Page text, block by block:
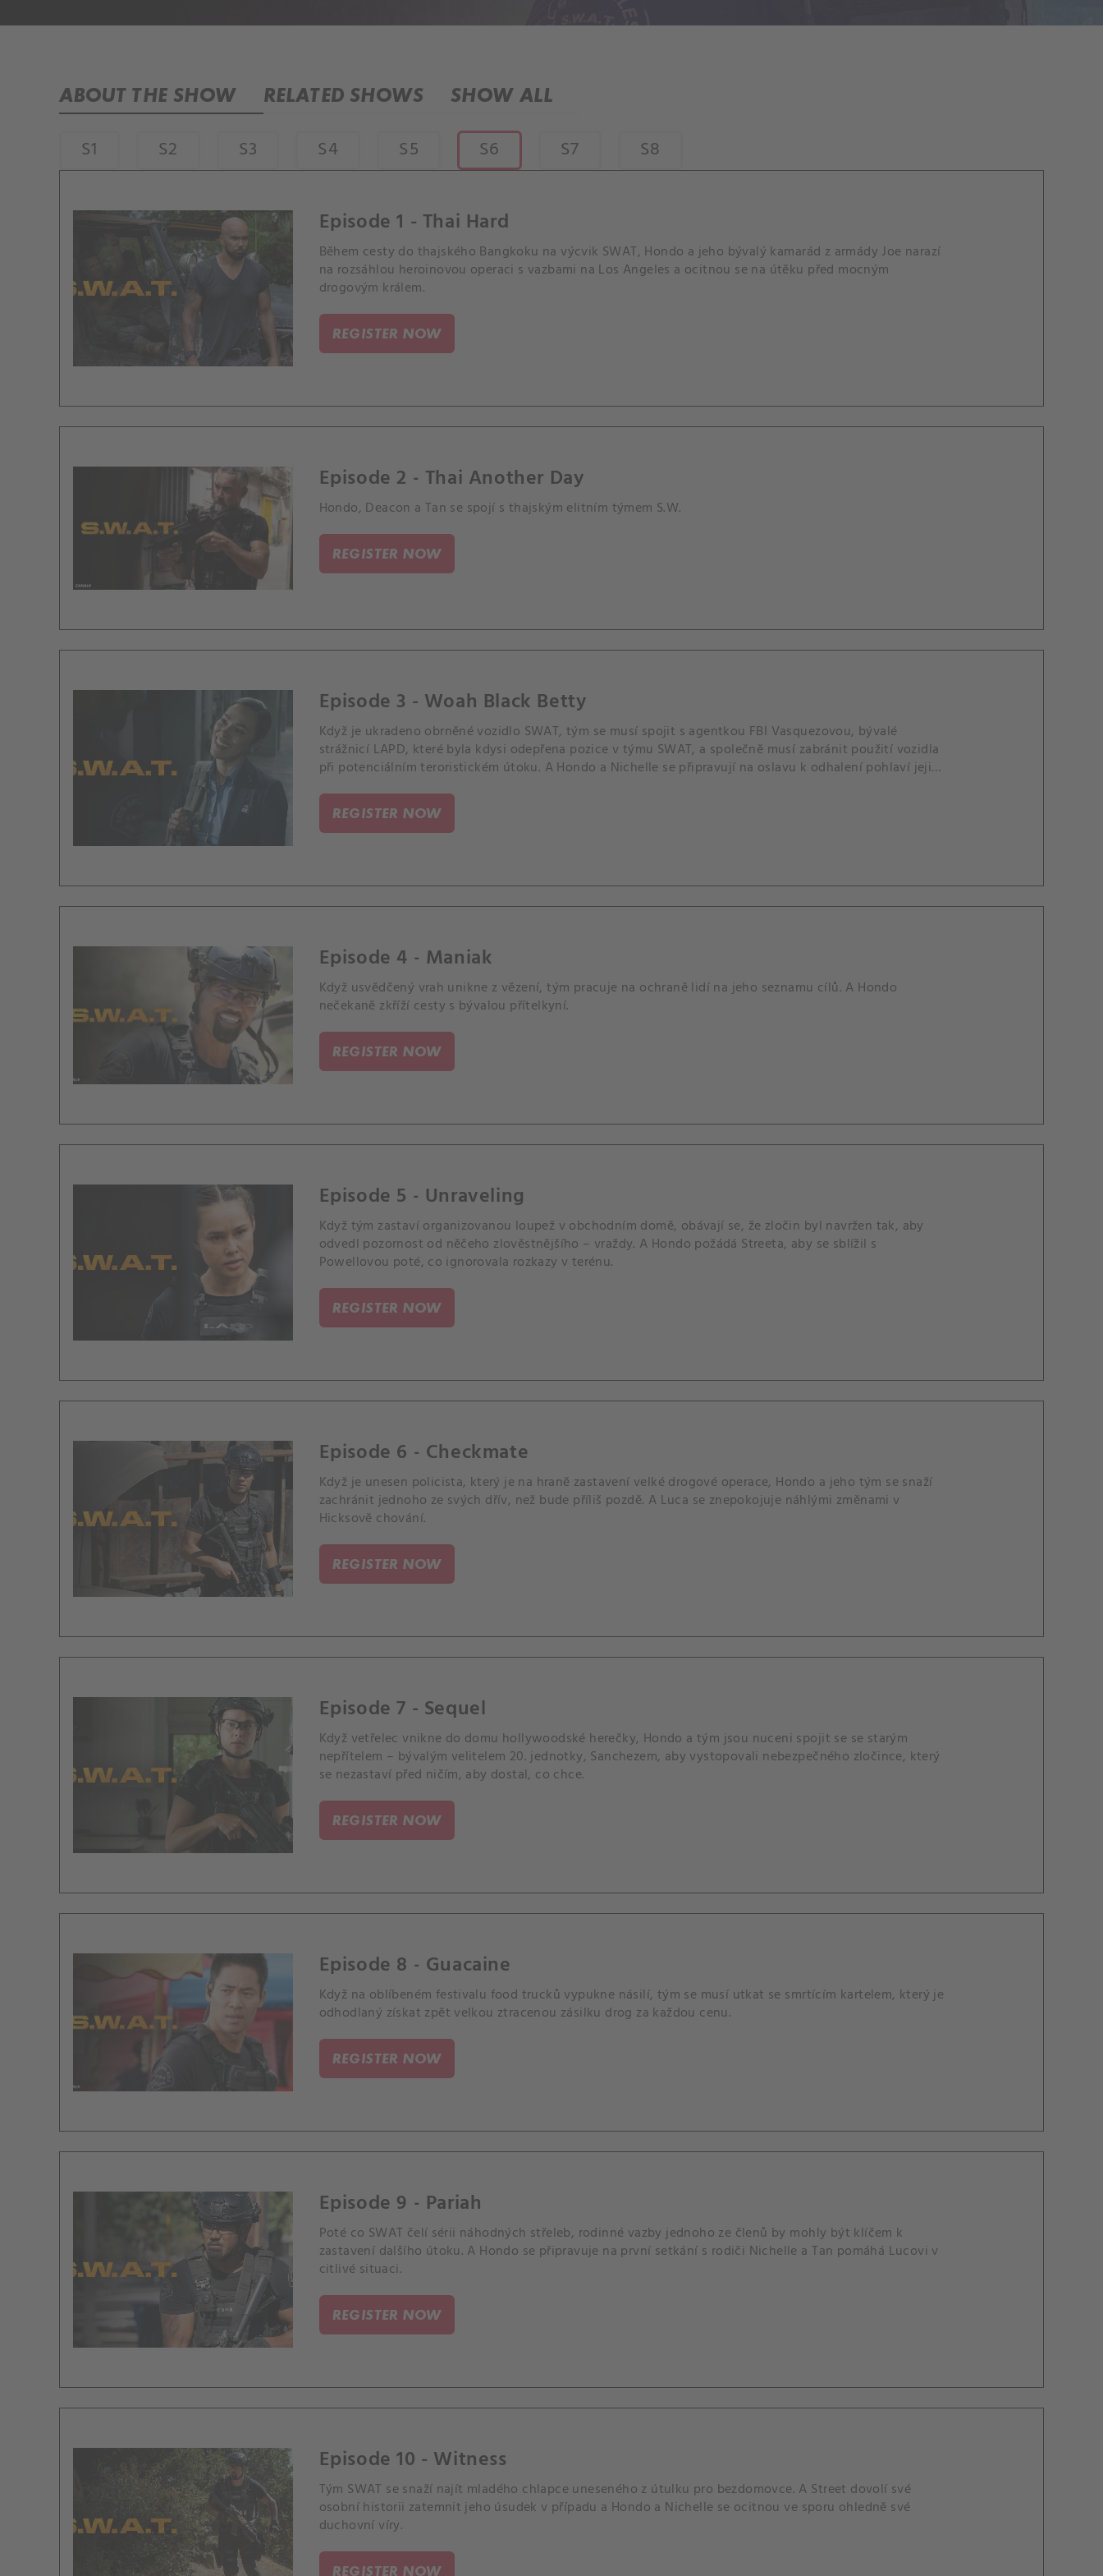
ABOUT THE SHOW RELATED SHOWS SHOW ALL
S1 S2 S3 S4 S5 S6 S7 S8
Episode 1 - Thai Hard
Během cesty do thajského Bangkoku na výcvik SWAT, Hondo a jeho bývalý kamarád z armády Joe narazí
na rozsáhlou heroinovou operaci s vazbami na Los Angeles a ocitnou se na útěku před mocným
drogovým králem.
REGISTER NOW
Episode 2 - Thai Another Day
Hondo, Deacon a Tan se spojí s thajským elitním týmem S.W.
REGISTER NOW
Episode 3 - Woah Black Betty
Když je ukradeno obrněné vozidlo SWAT, tým se musí spojit s agentkou FBI Vasquezovou, bývalé
strážnicí LAPD, které byla kdysi odepřena pozice v týmu SWAT, a společně musí zabránit použití vozidla
při potenciálním teroristickém útoku. A Hondo a Nichelle se připravují na oslavu k odhalení pohlaví jejich
REGISTER NOW
Episode 4 - Maniak
Když usvědčený vrah unikne z vězení, tým pracuje na ochraně lidí na jeho seznamu cílů. A Hondo
nečekaně zkříží cesty s bývalou přítelkyní.
REGISTER NOW
Episode 5 - Unraveling
Když tým zastaví organizovanou loupež v obchodním domě, obávají se, že zločin byl navržen tak, aby
odvedl pozornost od něčeho zlověstnějšího – vraždy. A Hondo požádá Streeta, aby se sblížil s
Powellovou poté, co ignorovala rozkazy v terénu.
REGISTER NOW
Episode 6 - Checkmate
Když je unesen policista, který je na hraně zastavení velké drogové operace, Hondo a jeho tým se snaží
zachránit jednoho ze svých dřív, než bude příliš pozdě. A Luca se znepokojuje náhlými změnami v
Hicksově chování.
REGISTER NOW
Episode 7 - Sequel
Když vetřelec vnikne do domu hollywoodské herečky, Hondo a tým jsou nuceni spojit se se starým
nepřítelem – bývalým velitelem 20. jednotky, Sanchezem, aby vystopovali nebezpečného zločince, který
se nezastaví před ničím, aby dostal, co chce.
REGISTER NOW
Episode 8 - Guacaine
Když na oblíbeném festivalu food trucků vypukne násilí, tým se musí utkat se smrtícím kartelem, který je
odhodlaný získat zpět velkou ztracenou zásilku drog za každou cenu.
REGISTER NOW
Episode 9 - Pariah
Poté co SWAT čelí sérii náhodných střeleb, rodinné vazby jednoho ze členů by mohly být klíčem k
zastavení dalšího útoku. A Hondo se připravuje na první setkání s rodiči Nichelle a Tan pomáhá Lucovi v
citlivé situaci.
REGISTER NOW
Episode 10 - Witness
Tým SWAT se snaží najít mladého chlapce uneseného z útulku pro bezdomovce. A Street dovolí své
osobní historii zatemnit jeho úsudek v případu a Hondo a Nichelle se ocitnou ve sporu ohledně své
duchovní víry.
REGISTER NOW